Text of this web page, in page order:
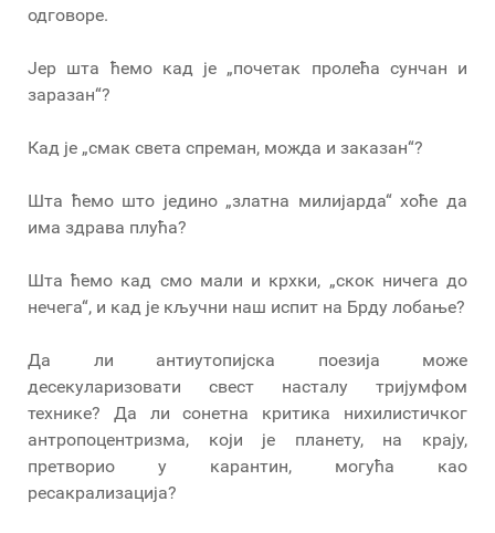
одговоре.
Јер шта ћемо кад је „почетак пролећа сунчан и
заразан“?
Кад је „смак света спреман, можда и заказан“?
Шта ћемо што једино „златна милијарда“ хоће да
има здрава плућа?
Шта ћемо кад смо мали и крхки, „скок ничега до
нечега“, и кад је кључни наш испит на Брду лобање?
Да ли антиутопијска поезија може
десекуларизовати свест насталу тријумфом
технике? Да ли сонетна критика нихилистичког
антропоцентризма, који је планету, на крају,
претворио у карантин, могућа као
ресакрализација?